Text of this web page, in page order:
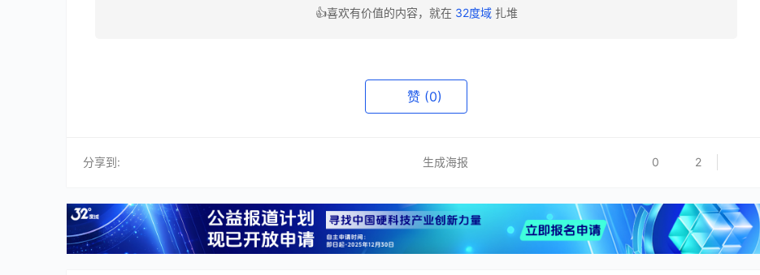
👍喜欢有价值的内容，就在 32度域扎堆
赞 (0)
分享到: 生成海报 0 2